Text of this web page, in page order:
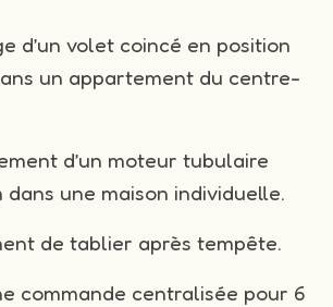
d’un volet coincé en position
un appartement du centre-
d’un moteur tubulaire
dans une maison individuelle.
de tablier après tempête.
commande centralisée pour 6